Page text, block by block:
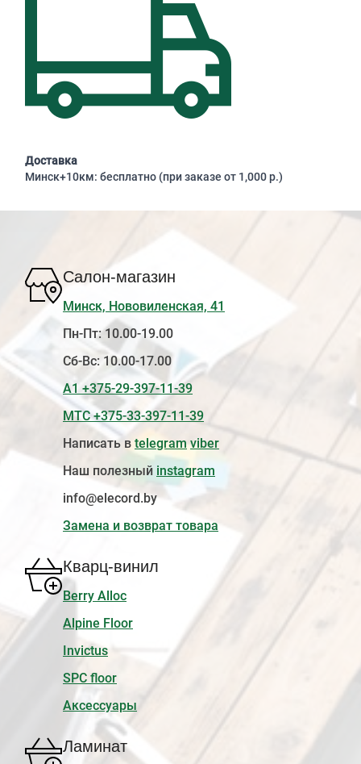
Доставка
Минск+10км: бесплатно (при заказе от 1,000 р.)
Салон-магазин
Минск, Нововиленская, 41
Пн-Пт: 10.00-19.00
Сб-Вс: 10.00-17.00
А1 +375-29-397-11-39
МТС +375-33-397-11-39
Написать в telegram viber
Наш полезный instagram
info@elecord.by
Замена и возврат товара
Кварц-винил
Berry Alloc
Alpine Floor
Invictus
SPC floor
Аксессуары
Ламинат